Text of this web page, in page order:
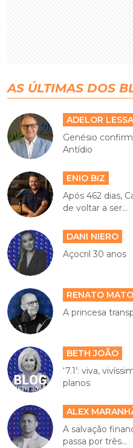
AS ÚLTIMAS DOS
ADELOR
Genésio
Antídio
ENIO BIZ
Após 462 dias,
de voltar a ser...
DANI NIERO
Açocril 30 anos
RENATO
A princesa
BETH JOÃO
‘7.1’: viva,
planos
ALEX
A salvação
passa por três...